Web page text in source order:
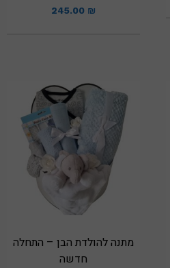
245.00 ₪
מתנה להולדת הבן – התחלה
חדשה